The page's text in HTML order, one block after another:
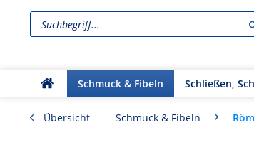
Schmuck & Fibeln Schließen,
Übersicht Schmuck & Fibeln